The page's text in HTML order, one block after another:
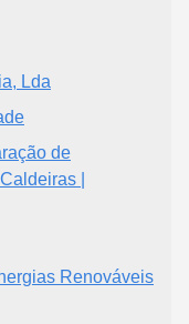
Lda
de
|
Renováveis